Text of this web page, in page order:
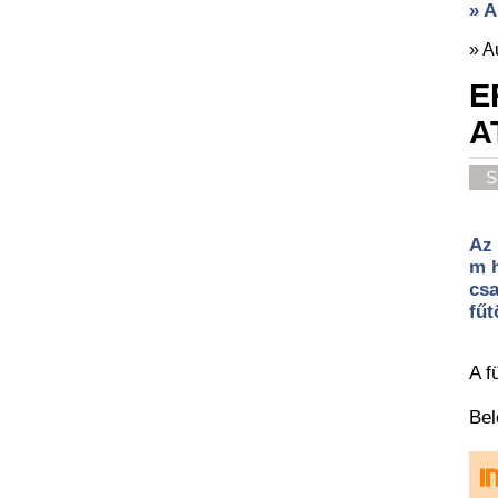
»
»
Az
m
A